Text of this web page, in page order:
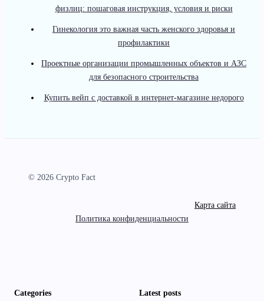
физлиц: пошаговая инструкция, условия и риски
Гинекология это важная часть женского здоровья и
профилактики
Проектные организации промышленных объектов и АЗС
для безопасного строительства
Купить вейп с доставкой в интернет-магазине недорого
© 2026 Crypto Fact
Карта сайта
Политика конфиденциальности
Categories Latest posts